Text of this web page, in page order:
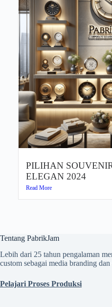
PILIHAN
ELEGAN 2024​
Read More
Tentang PabrikJam
Lebih dari 25 tahun pengalaman
custom sebagai media branding
Pelajari Proses Produksi